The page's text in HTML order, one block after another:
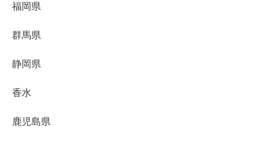
福岡県
群馬県
静岡県
香水
鹿児島県